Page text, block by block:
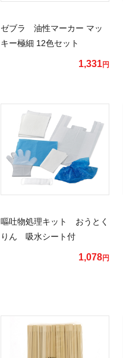
ゼブラ 油性マーカー マッ
キー極細 12色セット
1,331円
嘔吐物処理キット おうとく
りん 吸水シート付
1,078円